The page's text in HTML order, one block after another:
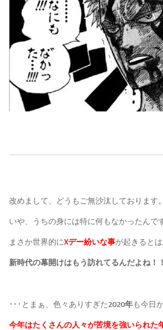
改めまして、どうもご無沙汰しております
いや、うちの身には特に何もなかったんで
まさか世界的にXデー紛いな事が起きると
新時代の幕開けはもう訪れてるんだよね！！
･･･とまぁ、色々ありすぎた2020年も今日
今年はたくさんの人々が苦境を強いられた